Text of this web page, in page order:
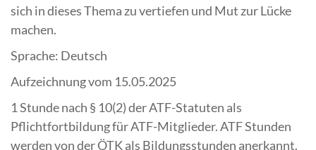
sich in dieses Thema zu vertiefen und Mut zur Lücke
machen.
Sprache: Deutsch
Aufzeichnung vom 15.05.2025
1 Stunde nach § 10(2) der ATF-Statuten als
Pflichtfortbildung für ATF-Mitglieder. ATF Stunden
werden von der ÖTK als Bildungsstunden anerkannt.